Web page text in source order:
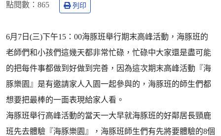
點閱數： 865 列印
6月7日(三)下午15：00海豚班舉行期末高峰活動，海豚班的
老師們和小孩們這幾天都非常忙碌，忙碌中大家還是盡可能
的把每件事都做到好做到完善，因為這次期末高峰活動『海
豚樂園』是有邀請家人入園一起參與的，海豚班的師生們都
想要把最棒的一面表現給家人看。
海豚班舉行高峰活動的當天一大早就海豚班的好鄰居長頸鹿
班先去體驗『海豚樂園』，海豚班師生們有先將要體驗的8個